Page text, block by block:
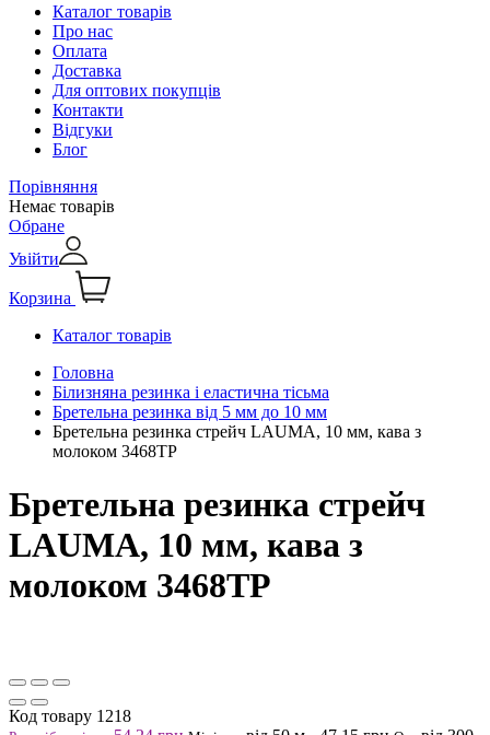
Каталог товарів
Про нас
Оплата
Доставка
Для оптових покупців
Контакти
Відгуки
Блог
Порівняння
Немає товарів
Обране
Увійти
Корзина
Каталог товарів
Головна
Білизняна резинка і еластична тісьма
Бретельна резинка від 5 мм до 10 мм
Бретельна резинка стрейч LAUMA, 10 мм, кава з
молоком 3468ТР
Бретельна резинка стрейч
LAUMA, 10 мм, кава з
молоком 3468ТР
Код товару 1218